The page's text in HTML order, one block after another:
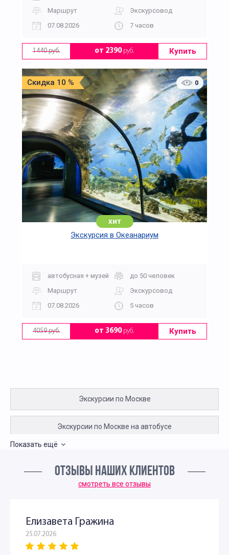
Маршрут
Экскурсовод
07.08.2026
7 часов
1440 руб. от 2390руб. Купить
Скидка 10 % 0
хит
Экскурсия в Океанариум
автобусная + музей
до 50 человек
Маршрут
Экскурсовод
07.08.2026
5 часов
4059 руб. от 3690руб. Купить
Экскурсии по Москве
Экскурсии по Москве на автобусе
Авторские экскурсии по Москве
Интересные экскурсии в Москве для взрослых
Показать ещё
ОТЗЫВЫ НАШИХ КЛИЕНТОВ
смотреть все отзывы
Елизавета Гражина
25.07.2026